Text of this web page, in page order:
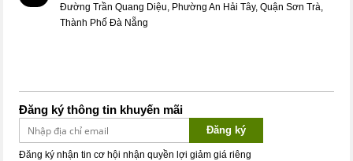
Đường Trần Quang Diệu, Phường An Hải Tây, Quận Sơn Trà,
Thành Phố Đà Nẵng
Đăng ký thông tin khuyến mãi
Đăng ký
Đăng ký nhận tin cơ hội nhận quyền lợi giảm giá riêng